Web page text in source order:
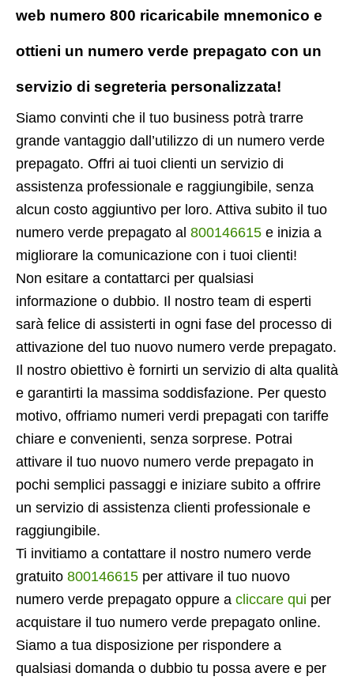
web numero 800 ricaricabile mnemonico e
ottieni un numero verde prepagato con un
servizio di segreteria personalizzata!
Siamo convinti che il tuo business potrà trarre
grande vantaggio dall’utilizzo di un numero verde
prepagato. Offri ai tuoi clienti un servizio di
assistenza professionale e raggiungibile, senza
alcun costo aggiuntivo per loro. Attiva subito il tuo
numero verde prepagato al 800146615 e inizia a
migliorare la comunicazione con i tuoi clienti!
Non esitare a contattarci per qualsiasi
informazione o dubbio. Il nostro team di esperti
sarà felice di assisterti in ogni fase del processo di
attivazione del tuo nuovo numero verde prepagato.
Il nostro obiettivo è fornirti un servizio di alta qualità
e garantirti la massima soddisfazione. Per questo
motivo, offriamo numeri verdi prepagati con tariffe
chiare e convenienti, senza sorprese. Potrai
attivare il tuo nuovo numero verde prepagato in
pochi semplici passaggi e iniziare subito a offrire
un servizio di assistenza clienti professionale e
raggiungibile.
Ti invitiamo a contattare il nostro numero verde
gratuito 800146615 per attivare il tuo nuovo
numero verde prepagato oppure a cliccare qui per
acquistare il tuo numero verde prepagato online.
Siamo a tua disposizione per rispondere a
qualsiasi domanda o dubbio tu possa avere e per